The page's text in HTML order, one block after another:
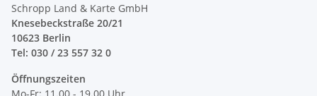
Schropp Land & Karte GmbH
Knesebeckstraße 20/21
10623 Berlin
Tel: 030 / 23 557 32 0
Öffnungszeiten